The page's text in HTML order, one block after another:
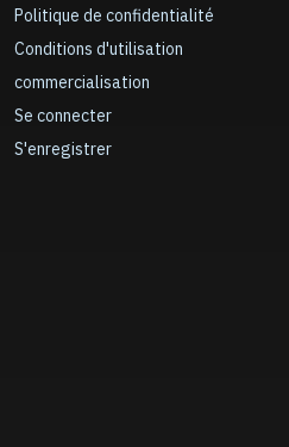
Politique de confidentialité
Conditions d'utilisation
commercialisation
Se connecter
S'enregistrer